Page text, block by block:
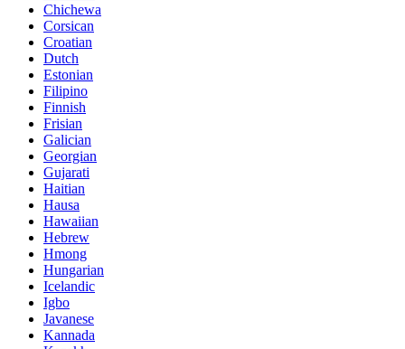
Chichewa
Corsican
Croatian
Dutch
Estonian
Filipino
Finnish
Frisian
Galician
Georgian
Gujarati
Haitian
Hausa
Hawaiian
Hebrew
Hmong
Hungarian
Icelandic
Igbo
Javanese
Kannada